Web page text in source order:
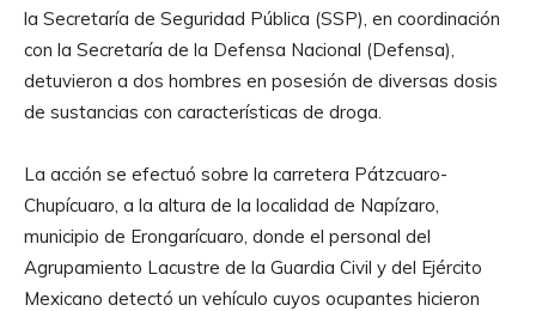
la Secretaría de Seguridad Pública (SSP), en coordinación
con la Secretaría de la Defensa Nacional (Defensa),
detuvieron a dos hombres en posesión de diversas dosis
de sustancias con características de droga.
La acción se efectuó sobre la carretera Pátzcuaro-
Chupícuaro, a la altura de la localidad de Napízaro,
municipio de Erongarícuaro, donde el personal del
Agrupamiento Lacustre de la Guardia Civil y del Ejército
Mexicano detectó un vehículo cuyos ocupantes hicieron